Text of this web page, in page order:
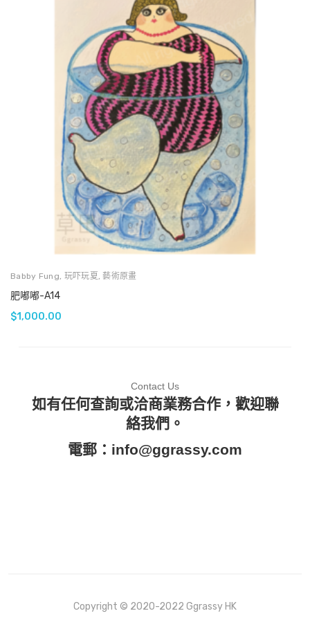
Babby Fung 玩吓玩夏 藝術原畫
肥嘟嘟-A14
$1,000.00
Contact Us
如有任何查詢或洽商業務合作，歡迎聯
絡我們。
電郵： info@ggrassy.com
Copyright © 2020-2022 Ggrassy HK